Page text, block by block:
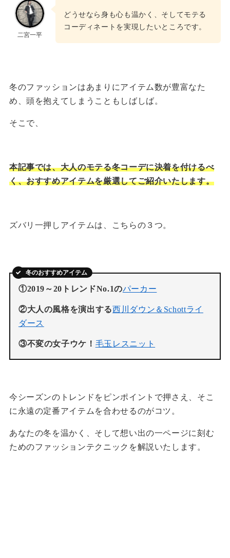
二宮一平
どうせなら身も心も温かく、そしてモテる
コーディネートを実現したいところです。
冬のファッションはあまりにアイテム数が豊富なた
め、頭を抱えてしまうこともしばしば。
そこで、
本記事では、大人のモテる冬コーデに決着を付けるべ
く、おすすめアイテムを厳選してご紹介いたします。
ズバリ一押しアイテムは、こちらの３つ。
冬のおすすめアイテム
①2019～20トレンドNo.1のパーカー
②大人の風格を演出する西川ダウン＆Schottライ
ダース
③不変の女子ウケ！ 毛玉レスニット
今シーズンのトレンドをピンポイントで押さえ、そこ
に永遠の定番アイテムを合わせるのがコツ。
あなたの冬を温かく、そして想い出の一ページに刻む
ためのファッションテクニックを解説いたします。